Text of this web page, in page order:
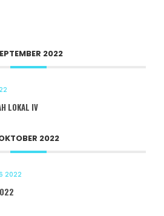
2022
LOKAL IV
2022
2022